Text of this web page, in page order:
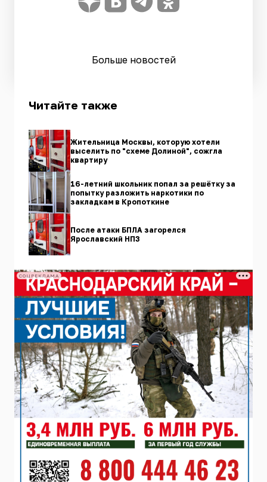
Больше новостей
Читайте также
Жительница Москвы, которую хотели
выселить по "схеме Долиной", сожгла
квартиру
16-летний школьник попал за решётку за
попытку разложить наркотики по
закладкам в Кропоткине
После атаки БПЛА загорелся
Ярославский НПЗ
СОЦРЕКЛАМА